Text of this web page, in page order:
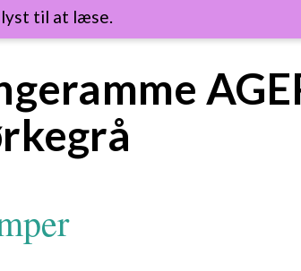
lyst til at læse.